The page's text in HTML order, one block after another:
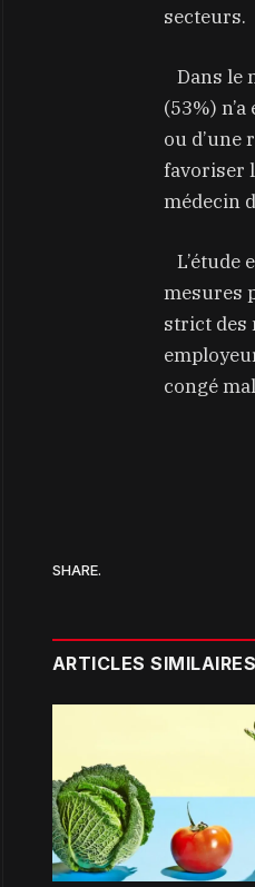
secteurs.
Dans le
(53%)
ou d’une
favoriser
médecin
L’étude
mesures
strict des
congé
SHARE.
ARTICLES SIMILAIRES